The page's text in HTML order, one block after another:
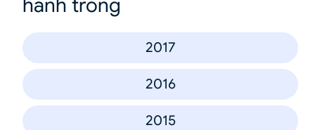
hành trong
2017
2016
2015